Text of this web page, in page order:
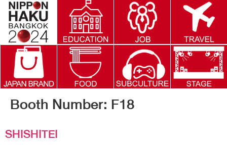
Booth Number: F18
SHISHITEI